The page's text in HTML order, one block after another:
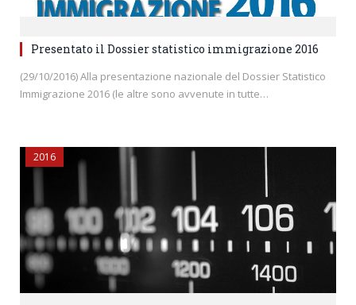
Presentato il Dossier statistico immigrazione 2016
(29/10/2016) Alla presentazione nazionale del Dossier Statistico
Immigrazione 2016 (le altre sono avvenute in tutte…
2016